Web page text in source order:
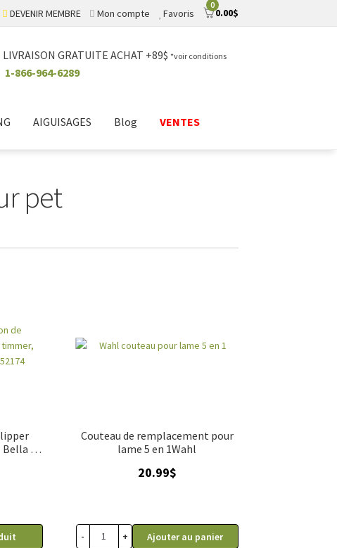
0
0.00$
DEVENIR MEMBRE Mon compte Favoris
LIVRAISON GRATUITE ACHAT +89$ *voir conditions
1-866-964-6289
AIGUISAGES Blog VENTES
pet
Bella et
Couteau de remplacement pour
lame 5 en 1Wahl
20.99$
- + Ajouter au panier